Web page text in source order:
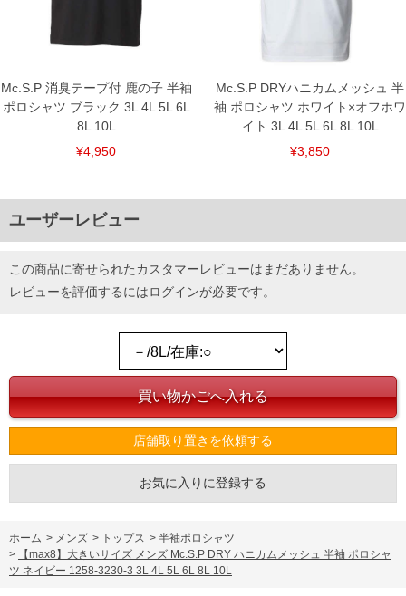
Mc.S.P 消臭テープ付 鹿の子 半袖
ポロシャツ ブラック 3L 4L 5L 6L
8L 10L
¥4,950
Mc.S.P DRYハニカムメッシュ 半
袖 ポロシャツ ホワイト×オフホワ
イト 3L 4L 5L 6L 8L 10L
¥3,850
ユーザーレビュー
この商品に寄せられたカスタマーレビューはまだありません。
レビューを評価するにはログインが必要です。
店舗取り置きを依頼する
お気に入りに登録する
ホーム > メンズ > トップス > 半袖ポロシャツ
>
【max8】大きいサイズ メンズ Mc.S.P DRY ハニカムメッシュ 半袖 ポロシャ
ツ ネイビー 1258-3230-3 3L 4L 5L 6L 8L 10L